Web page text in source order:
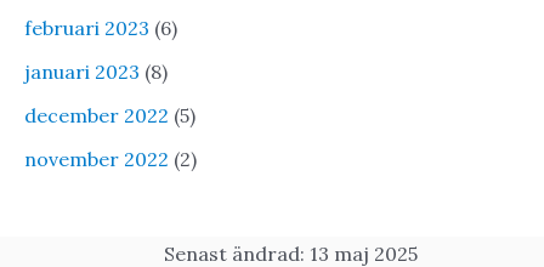
februari 2023 (6)
januari 2023 (8)
december 2022 (5)
november 2022 (2)
Senast ändrad: 13 maj 2025